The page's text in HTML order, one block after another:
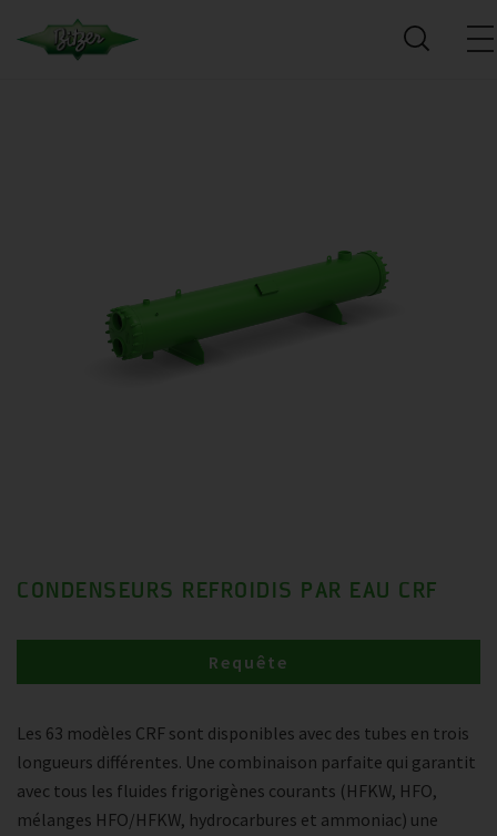
CONDENSEURS REFROIDIS PAR EAU CRF
Les 63 modèles CRF sont disponibles avec des tubes en trois
longueurs différentes. Une combinaison parfaite qui garantit
avec tous les fluides frigorigènes courants (HFKW, HFO,
mélanges HFO/HFKW, hydrocarbures et ammoniac) une
Requête